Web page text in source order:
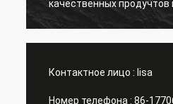
качественных продучтов
внимательного
Контактное лицо : lisa
Номер телефона : 86-